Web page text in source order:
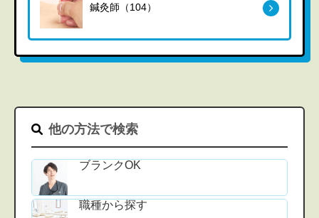
鍼灸師（104）
他の方法で検索
ブランクOK
職種から探す